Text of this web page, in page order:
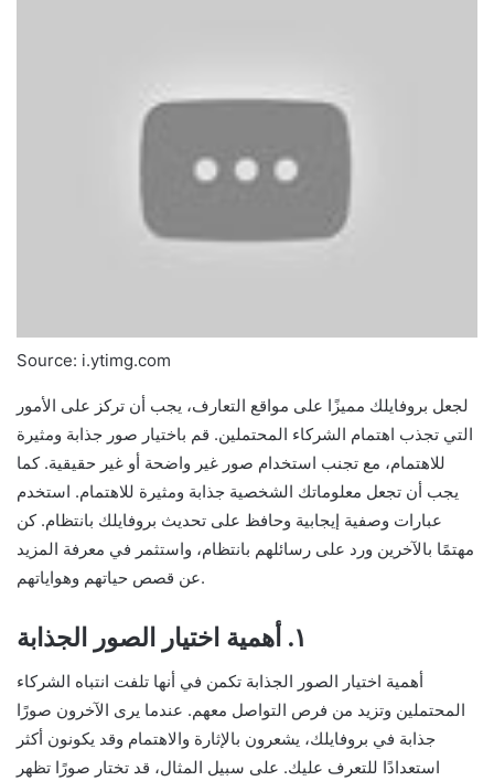
Source: i.ytimg.com
لجعل بروفايلك مميزًا على مواقع التعارف، يجب أن تركز على الأمور
التي تجذب اهتمام الشركاء المحتملين. قم باختيار صور جذابة ومثيرة
للاهتمام، مع تجنب استخدام صور غير واضحة أو غير حقيقية. كما
يجب أن تجعل معلوماتك الشخصية جذابة ومثيرة للاهتمام. استخدم
عبارات وصفية إيجابية وحافظ على تحديث بروفايلك بانتظام. كن
مهتمًا بالآخرين ورد على رسائلهم بانتظام، واستثمر في معرفة المزيد
عن قصص حياتهم وهواياتهم.
١. أهمية اختيار الصور الجذابة
أهمية اختيار الصور الجذابة تكمن في أنها تلفت انتباه الشركاء
المحتملين وتزيد من فرص التواصل معهم. عندما يرى الآخرون صورًا
جذابة في بروفايلك، يشعرون بالإثارة والاهتمام وقد يكونون أكثر
استعدادًا للتعرف عليك. على سبيل المثال، قد تختار صورًا تظهر